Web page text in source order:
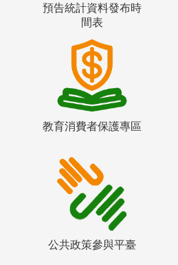
預告統計資料發布時
間表
教育消費者保護專區
公共政策參與平臺